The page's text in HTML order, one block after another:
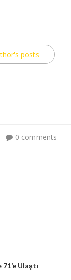
posts
0 comments
Ulaştı